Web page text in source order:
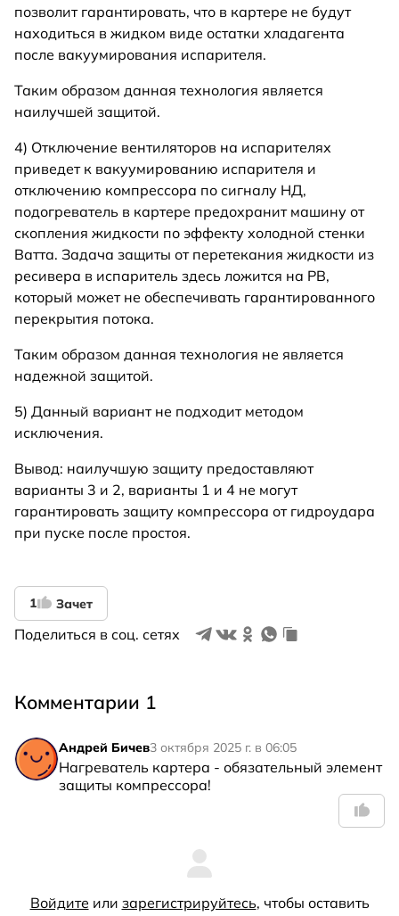
позволит гарантировать, что в картере не будут
находиться в жидком виде остатки хладагента
после вакуумирования испарителя.
Таким образом данная технология является
наилучшей защитой.
4) Отключение вентиляторов на испарителях
приведет к вакуумированию испарителя и
отключению компрессора по сигналу НД,
подогреватель в картере предохранит машину от
скопления жидкости по эффекту холодной стенки
Ватта. Задача защиты от перетекания жидкости из
ресивера в испаритель здесь ложится на РВ,
который может не обеспечивать гарантированного
перекрытия потока.
Таким образом данная технология не является
надежной защитой.
5) Данный вариант не подходит методом
исключения.
Вывод: наилучшую защиту предоставляют
варианты 3 и 2, варианты 1 и 4 не могут
гарантировать защиту компрессора от гидроудара
при пуске после простоя.
1 Зачет
Поделиться в соц. сетях
Комментарии 1
Андрей Бичев3 октября 2025 г. в 06:05
Нагреватель картера - обязательный элемент
защиты компрессора!
Войдите или зарегистрируйтесь, чтобы оставить